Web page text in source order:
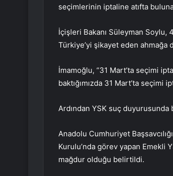
seçimlerinin iptaline atıfta
İçişleri Bakanı Süleyman Soylu,
Türkiye’yi şikayet eden
İmamoğlu, “31 Mart’ta seçimi
baktığımızda 31 Mart’ta seçimi
Ardından YSK suç duyurusunda
Anadolu Cumhuriyet
Kurulu’nda görev yapan Emekli
mağdur olduğu belirtildi.